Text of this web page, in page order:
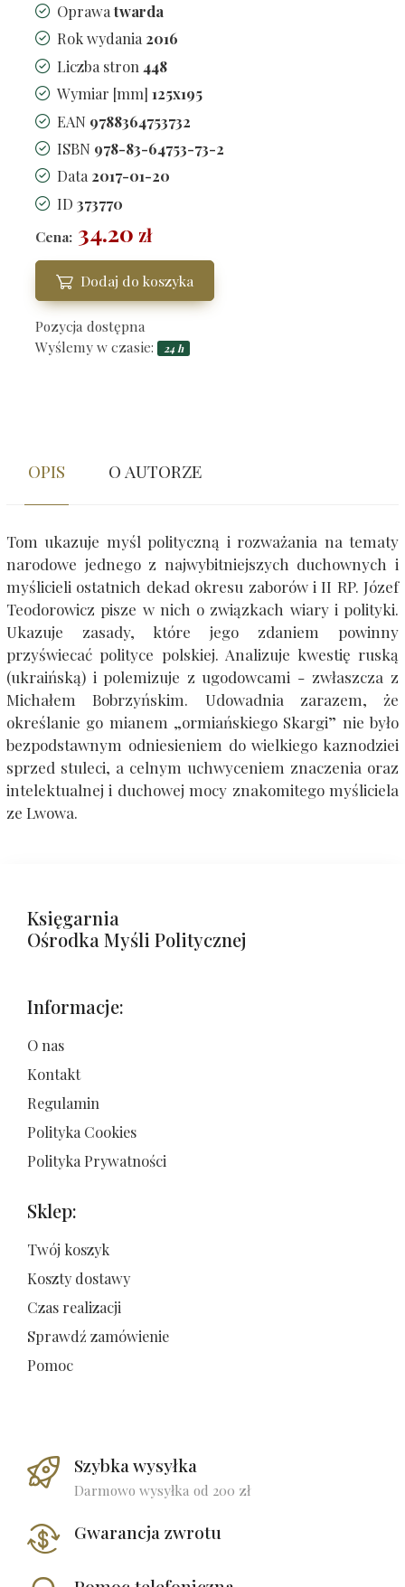
Oprawatwarda
Rok wydania 2016
Liczba stron 448
Wymiar [mm] 125x195
EAN 9788364753732
ISBN 978-83-64753-73-2
Data 2017-01-20
ID 373770
Cena: 34.20 zł
Dodaj do koszyka
Pozycja dostępna
Wyślemy w czasie:
24 h
OPIS O AUTORZE
Tom ukazuje myśl polityczną i rozważania na tematy
narodowe jednego z najwybitniejszych duchownych i
myślicieli ostatnich dekad okresu zaborów i II RP. Józef
Teodorowicz pisze w nich o związkach wiary i polityki.
Ukazuje zasady, które jego zdaniem powinny
przyświecać polityce polskiej. Analizuje kwestię ruską
(ukraińską) i polemizuje z ugodowcami - zwłaszcza z
Michałem Bobrzyńskim. Udowadnia zarazem, że
określanie go mianem „ormiańskiego Skargi” nie było
bezpodstawnym odniesieniem do wielkiego kaznodziei
sprzed stuleci, a celnym uchwyceniem znaczenia oraz
intelektualnej i duchowej mocy znakomitego myśliciela
ze Lwowa.
Księgarnia
Ośrodka Myśli Politycznej
Informacje:
O nas
Kontakt
Regulamin
Polityka Cookies
Polityka Prywatności
Sklep:
Twój koszyk
Koszty dostawy
Czas realizacji
Sprawdź zamówienie
Pomoc
Szybka wysyłka
Darmowo wysyłka od 200 zł
Gwarancja zwrotu